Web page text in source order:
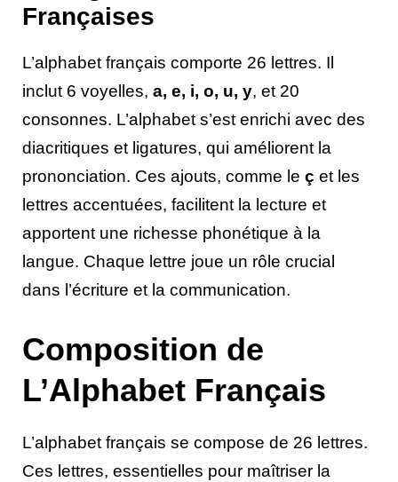
Françaises
L’alphabet français comporte 26 lettres. Il
inclut 6 voyelles, a, e, i, o, u, y, et 20
consonnes. L’alphabet s’est enrichi avec des
diacritiques et ligatures, qui améliorent la
prononciation. Ces ajouts, comme le ç et les
lettres accentuées, facilitent la lecture et
apportent une richesse phonétique à la
langue. Chaque lettre joue un rôle crucial
dans l’écriture et la communication.
Composition de
L’Alphabet Français
L’alphabet français se compose de 26 lettres.
Ces lettres, essentielles pour maîtriser la